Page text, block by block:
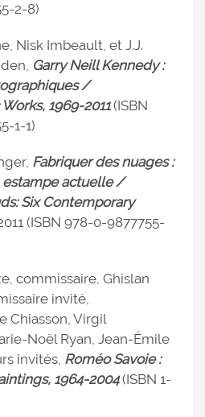
2-8)
Nisk Imbeault, et J.J.
Garry Neill Kennedy :
/
1969-2011(ISBN
1-1)
Fabriquer des nuages :
estampe actuelle /
Six Contemporary
(ISBN 978-0-9877755-
commissaire, Ghislan
invité,
Chiasson, Virgil
Noël Ryan, Jean-Émile
invités, Roméo Savoie :
1964-2004(ISBN 1-